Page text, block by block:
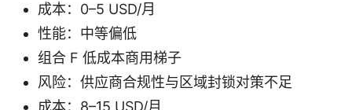
成本：0–5 USD/月
性能：中等偏低
组合 F 低成本商用梯子
风险：供应商合规性与区域封锁对策不足
成本：8–15 USD/月